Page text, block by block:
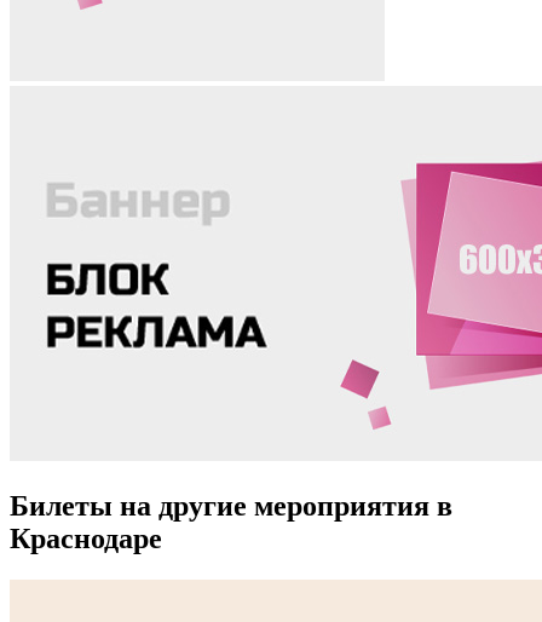
Билеты на другие мероприятия в
Краснодаре